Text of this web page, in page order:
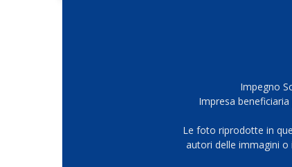
Impegno
Impresa
Le foto riprodotte in
autori delle immagini